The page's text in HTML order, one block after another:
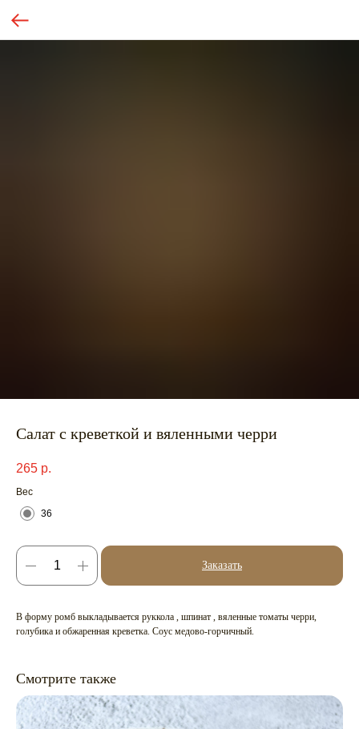
Салат с креветкой и вяленными черри
265 р.
Вес
36
Заказать
В форму ромб выкладывается руккола , шпинат , вяленные томаты черри,
голубика и обжаренная креветка. Соус медово-горчичный.
Смотрите также